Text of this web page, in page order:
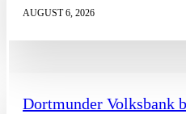
AUGUST 6, 2026
Dortmunder Volksbank